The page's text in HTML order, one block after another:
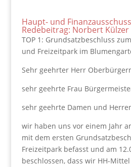
Haupt- und
Redebeitrag: Norbert
TOP 1: Grundsatzbeschluss
und Freizeitpark im
Sehr geehrter Herr
sehr geehrte Frau
sehr geehrte Damen und
wir haben uns vor einem Jahr
mit dem ersten
Freizeitpark befasst und am
beschlossen, dass wir HH-